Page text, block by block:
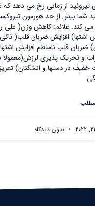
تیروئید از زمانی رخ می دهد که
شما بیش از حد هورمون
می کند. علائم: کاهش وزن( علی
اشتها) افزایش ضربان قلب( تاکی
ضربان قلب نامنظم افزایش اشتها
و تحریک پذیری لرزش(معمولا
خفیف در دستها و انشگتان)
مطلب
بدون دیدگاه